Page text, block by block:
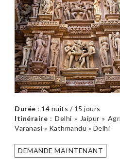
Durée : 14 nuits / 15 jours
Itinéraire : Delhi » Jaipur »
Varanasi » Kathmandu » Delhi
DEMANDE MAINTENANT